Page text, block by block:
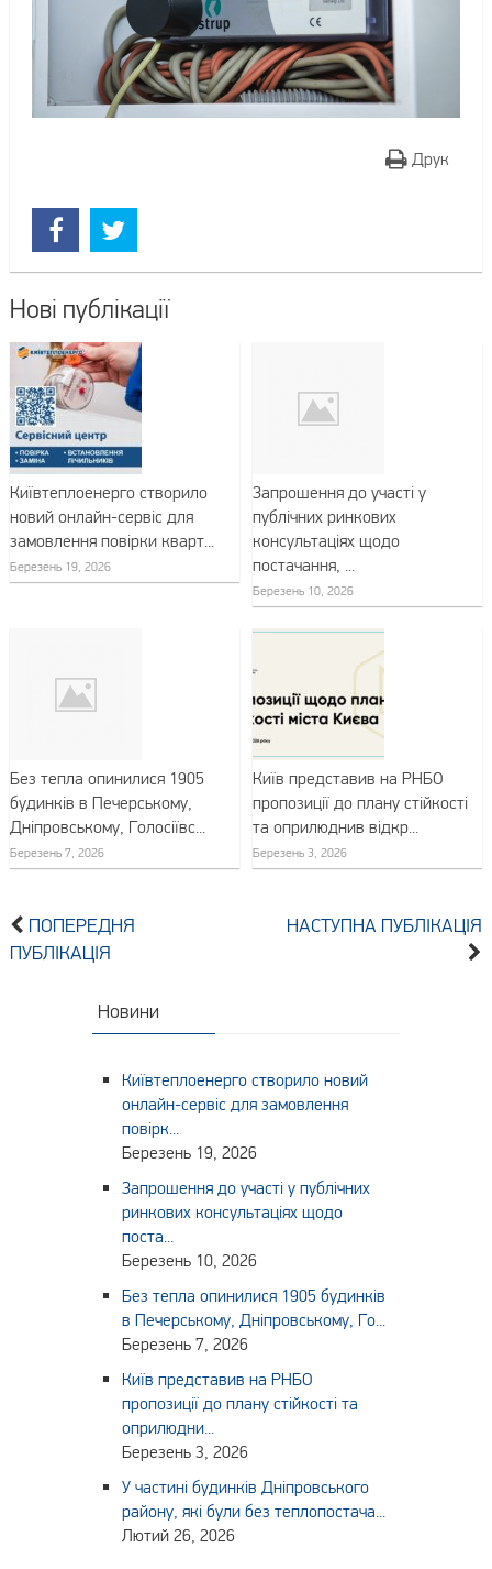
Друк
Нові публікації
Київтеплоенерго створило
новий онлайн-сервіс для
замовлення повірки кварт...
Березень 19, 2026
Запрошення до участі у
публічних ринкових
консультаціях щодо
постачання, ...
Березень 10, 2026
Без тепла опинилися 1905
будинків в Печерському,
Дніпровському, Голосіївс...
Березень 7, 2026
Київ представив на РНБО
пропозиції до плану стійкості
та оприлюднив відкр...
Березень 3, 2026
ПОПЕРЕДНЯ
ПУБЛІКАЦІЯ
НАСТУПНА ПУБЛІКАЦІЯ
Новини
Київтеплоенерго створило новий
онлайн-сервіс для замовлення
повірк...
Березень 19, 2026
Запрошення до участі у публічних
ринкових консультаціях щодо
поста...
Березень 10, 2026
Без тепла опинилися 1905 будинків
в Печерському, Дніпровському, Го...
Березень 7, 2026
Київ представив на РНБО
пропозиції до плану стійкості та
оприлюдни...
Березень 3, 2026
У частині будинків Дніпровського
району, які були без теплопостача...
Лютий 26, 2026